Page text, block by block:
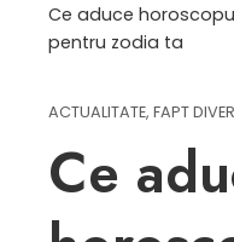
Ce aduce
pentru zodia ta
ACTUALITATE, FAPT
Ce